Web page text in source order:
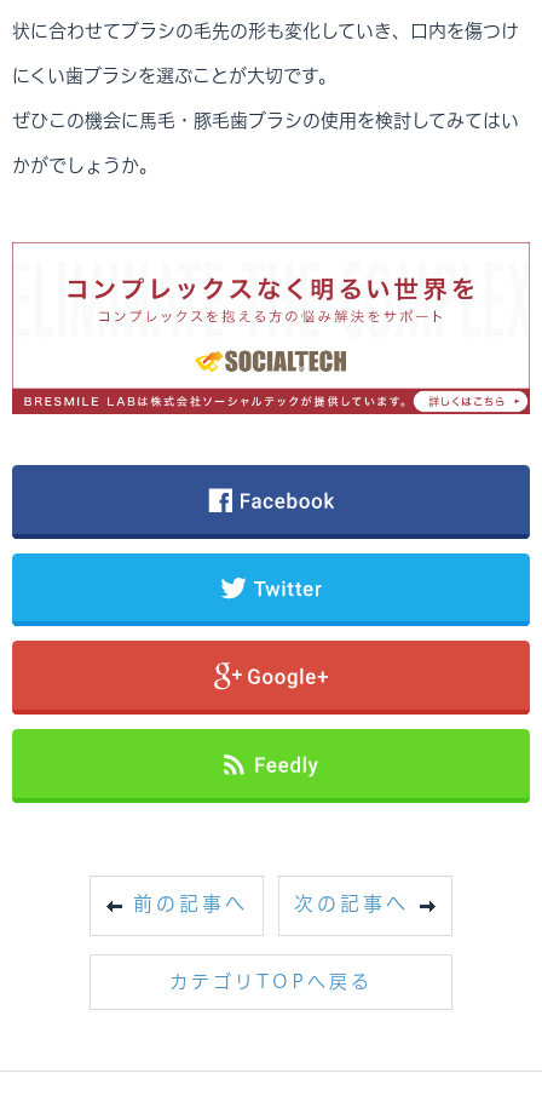
状に合わせてブラシの毛先の形も変化していき、口内を傷つけ
にくい歯ブラシを選ぶことが大切です。
ぜひこの機会に馬毛・豚毛歯ブラシの使用を検討してみてはい
かがでしょうか。
前の記事へ 次の記事へ
カテゴリTOPへ戻る